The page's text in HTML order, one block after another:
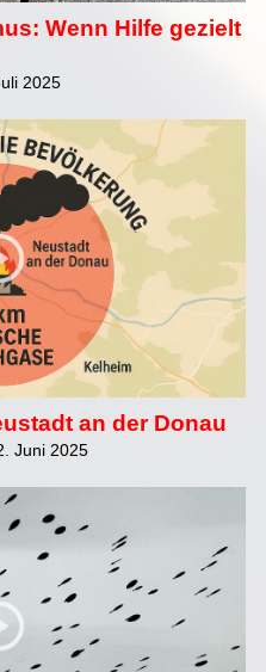
Wenn Hilfe gezielt
2025
an der Donau
Juni 2025